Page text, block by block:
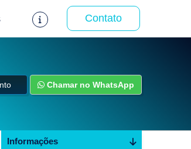
Contato
Chamar no WhatsApp
Informações